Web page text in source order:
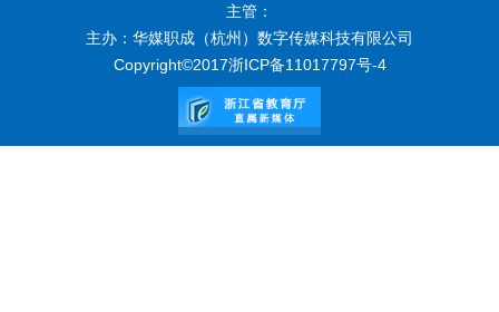
主管：
主办：华媒职成（杭州）数字传媒科技有限公司
Copyright©2017浙ICP备11017797号-4